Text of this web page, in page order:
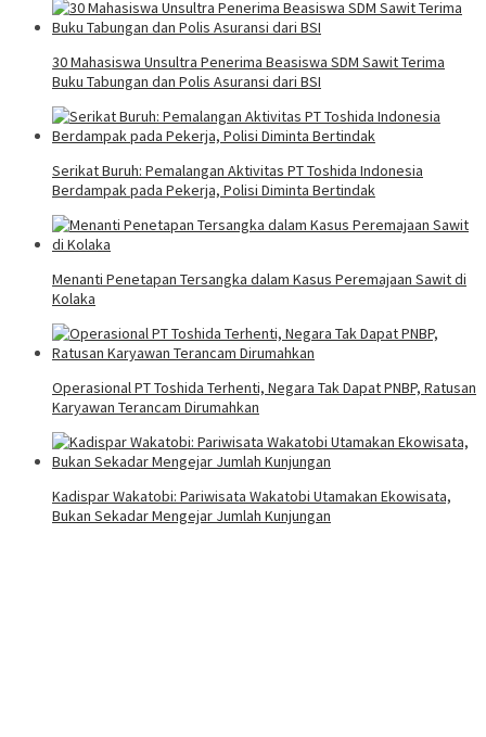
30 Mahasiswa Unsultra Penerima Beasiswa SDM Sawit Terima
Buku Tabungan dan Polis Asuransi dari BSI
Serikat Buruh: Pemalangan Aktivitas PT Toshida Indonesia
Berdampak pada Pekerja, Polisi Diminta Bertindak
Menanti Penetapan Tersangka dalam Kasus Peremajaan Sawit di
Kolaka
Operasional PT Toshida Terhenti, Negara Tak Dapat PNBP, Ratusan
Karyawan Terancam Dirumahkan
Kadispar Wakatobi: Pariwisata Wakatobi Utamakan Ekowisata,
Bukan Sekadar Mengejar Jumlah Kunjungan